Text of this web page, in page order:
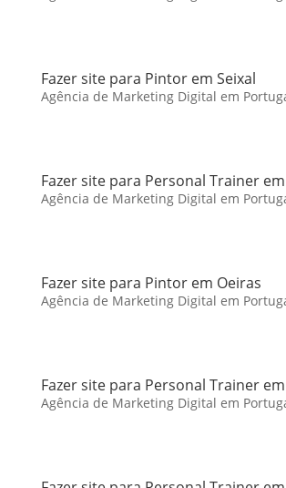
Fazer site para Pintor em Seixal
Agência de Marketing Digital em
Fazer site para Personal Trainer
Agência de Marketing Digital em
Fazer site para Pintor em Oeiras
Agência de Marketing Digital em
Fazer site para Personal Trainer
Agência de Marketing Digital em